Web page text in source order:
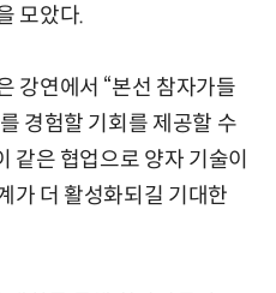
모았다.
강연에서 “본선 참자가들
경험할 기회를 제공할 수
같은 협업으로 양자 기술이
가 더 활성화되길 기대한